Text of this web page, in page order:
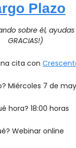
Plazo
sobre él, ayudas
GRACIAS!)
cita con
Miércoles 7 de
hora? 18:00 horas
Webinar online